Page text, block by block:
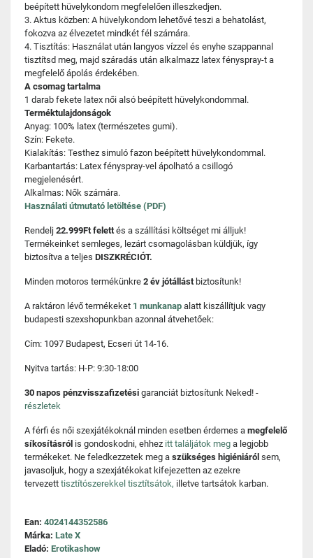
beépített hüvelykondom megfelelően illeszkedjen.
3. Aktus közben: A hüvelykondom lehetővé teszi a behatolást,
fokozva az élvezetet mindkét fél számára.
4. Tisztítás: Használat után langyos vízzel és enyhe szappannal
tisztítsd meg, majd száradás után alkalmazz latex fényspray-t a
megfelelő ápolás érdekében.
A csomag tartalma
1 darab fekete latex női alsó beépített hüvelykondommal.
Terméktulajdonságok
Anyag: 100% latex (természetes gumi).
Szín: Fekete.
Kialakítás: Testhez simuló fazon beépített hüvelykondommal.
Karbantartás: Latex fényspray-vel ápolható a csillogó
megjelenésért.
Alkalmas: Nők számára.
Használati útmutató letöltése (PDF)
Rendelj 22.999Ft felettés a szállítási költséget mi álljuk!
Termékeinket semleges, lezárt csomagolásban küldjük, így
biztosítva a teljes DISZKRÉCIÓT.
Minden motoros termékünkre 2 év jótállást biztosítunk!
A raktáron lévő termékeket 1 munkanap alatt kiszállítjuk vagy
budapesti szexshopunkban azonnal átvehetőek:
Cím: 1097 Budapest, Ecseri út 14-16.
Nyitva tartás: H-P: 9:30-18:00
30 napos pénzvisszafizetési garanciát biztosítunk Neked! -
részletek
A férfi és női szexjátékoknál minden esetben érdemes a megfelelő
síkosításról is gondoskodni, ehhez itt találjátok meg a legjobb
termékeket. Ne feledkezzetek meg a szükséges higiéniáról sem,
javasoljuk, hogy a szexjátékokat kifejezetten az ezekre
tervezett tisztítószerekkel tisztítsátok, illetve tartsátok karban.
Ean: 4024144352586
Márka: Late X
Eladó: Erotikashow